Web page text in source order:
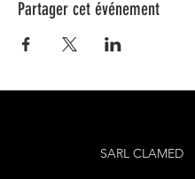
Partager cet événement
SARL CLAMED